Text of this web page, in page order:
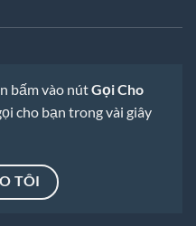
bấm vào nútGọi Cho
cho bạn trong vài giây
TÔI